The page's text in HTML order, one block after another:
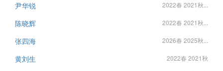
尹华锐 2022春 2021秋...
陈晓辉 2022春 2021秋...
张四海 2026春 2025秋...
黄刘生 2022春 2021秋